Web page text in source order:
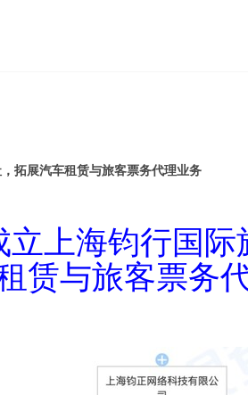
拓展汽车租赁与旅客票务代理业务
立上海钧行国
赁与旅客票务